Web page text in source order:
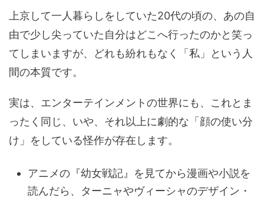
上京して一人暮らしをしていた20代の頃の、あの自
由で少し尖っていた自分はどこへ行ったのかと笑っ
てしまいますが、どれも紛れもなく「私」という人
間の本質です。
実は、エンターテインメントの世界にも、これとま
ったく同じ、いや、それ以上に劇的な「顔の使い分
け」をしている怪作が存在します。
アニメの『幼女戦記』を見てから漫画や小説を
読んだら、ターニャやヴィーシャのデザイン・